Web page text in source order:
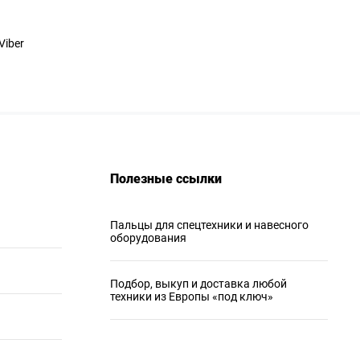
Полезные ссылки
Пальцы для спецтехники и навесного
оборудования
Подбор, выкуп и доставка любой
техники из Европы «под ключ»